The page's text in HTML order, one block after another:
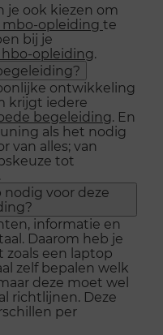
je ook kiezen om
mbo-opleiding te
bij je
opleiding.
ontwikkeling
krijgt iedere
begeleiding. En
als het nodig
van alles; van
tot
voor deze
informatie en
Daarom heb je
zoals een laptop
zelf bepalen welk
deze moet wel
richtlijnen. Deze
per